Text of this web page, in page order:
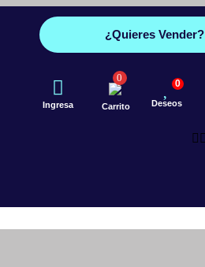
¿Quieres Vender?
Ingresa
0
Carrito Deseos
0